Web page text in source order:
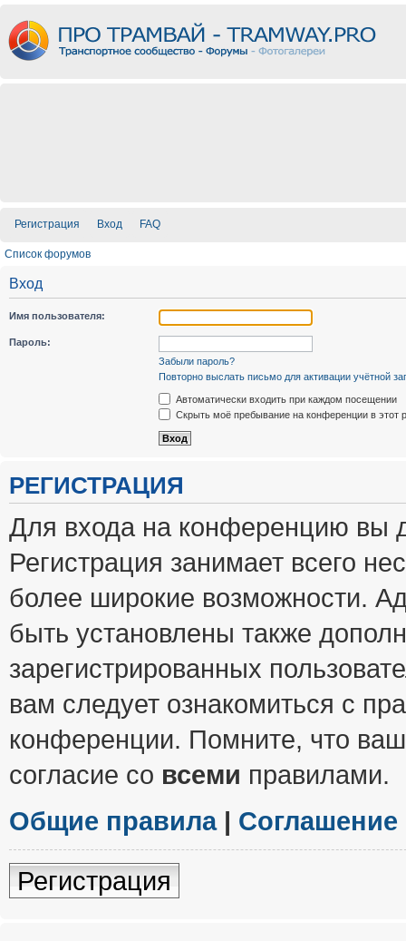
Регистрация Вход FAQ
Список форумов
Вход
Имя пользователя:
Пароль:
Забыли пароль?
Повторно выслать письмо для активации учётной
Автоматически входить при каждом посещении
Скрыть моё пребывание на конференции в этот
РЕГИСТРАЦИЯ
Для входа на конференцию вы
Регистрация занимает всего
более широкие возможности.
быть установлены также
зарегистрированных
вам следует ознакомиться с
конференции. Помните, что
согласие со всеми правилами.
Общие правила|
Регистрация